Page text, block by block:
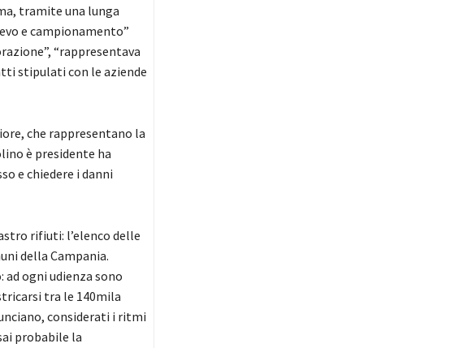
tramite una lunga
e campionamento”
“rappresentava
stipulati con le aziende
che rappresentano la
è presidente ha
e chiedere i danni
rifiuti: l’elenco delle
della Campania.
ogni udienza sono
tra le 140mila
considerati i ritmi
probabile la